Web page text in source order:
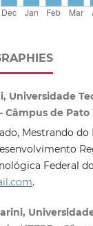
Universidade
Câmpus de
Mestrando do
Federal
.